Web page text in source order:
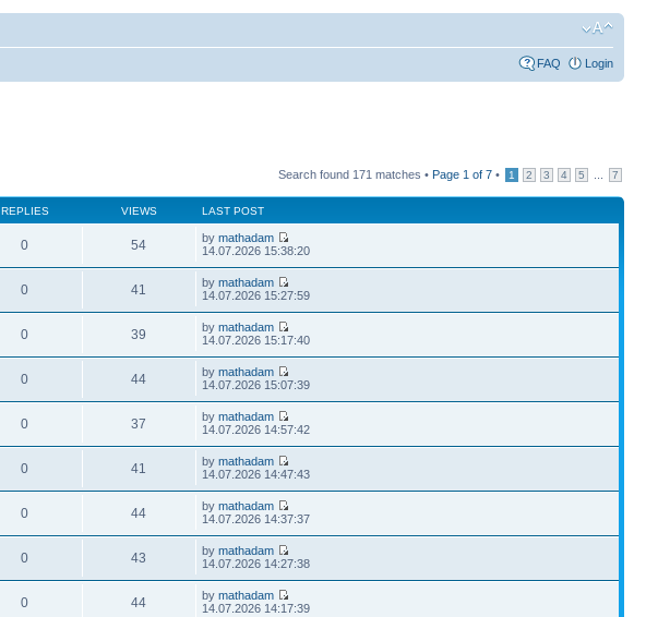
FAQ Login
Search found 171 matches • Page 1 of 7 • 1 2 3 4 5 7
REPLIES VIEWS LAST POST
0 54 bymathadam
14.07.2026 15:38:20
0 41 bymathadam
14.07.2026 15:27:59
0 39 bymathadam
14.07.2026 15:17:40
0 44 bymathadam
14.07.2026 15:07:39
0 37 bymathadam
14.07.2026 14:57:42
0 41 bymathadam
14.07.2026 14:47:43
0 44 bymathadam
14.07.2026 14:37:37
0 43 bymathadam
14.07.2026 14:27:38
0 44 bymathadam
14.07.2026 14:17:39